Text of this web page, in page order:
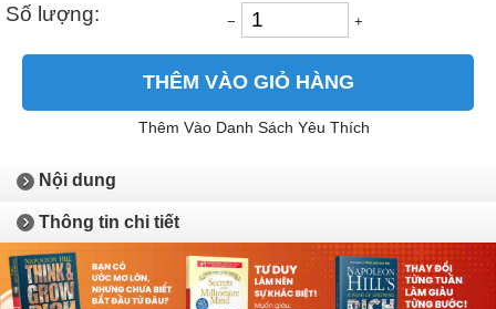
Số lượng:
− +
THÊM VÀO GIỎ HÀNG
Thêm Vào Danh Sách Yêu Thích
Nội dung
Thông tin chi tiết